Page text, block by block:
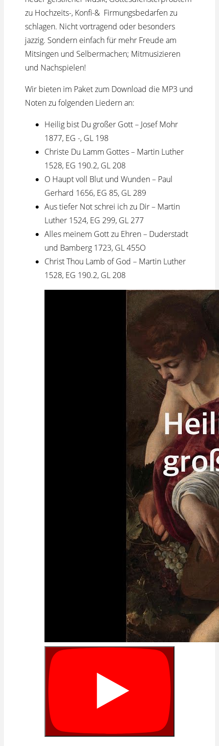
zu Hochzeits-, Konfi-& Firmungsbedarfen zu
schlagen. Nicht vortragend oder besonders
jazzig. Sondern einfach für mehr Freude am
Mitsingen und Selbermachen; Mitmusizieren
und Nachspielen!
Wir bieten im Paket zum Download die MP3 und
Noten zu folgenden Liedern an:
Heilig bist Du großer Gott – Josef Mohr
1877, EG -, GL 198
Christe Du Lamm Gottes – Martin Luther
1528, EG 190.2, GL 208
O Haupt voll Blut und Wunden – Paul
Gerhard 1656, EG 85, GL 289
Aus tiefer Not schrei ich zu Dir – Martin
Luther 1524, EG 299, GL 277
Alles meinem Gott zu Ehren – Duderstadt
und Bamberg 1723, GL 455O
Christ Thou Lamb of God – Martin Luther
1528, EG 190.2, GL 208